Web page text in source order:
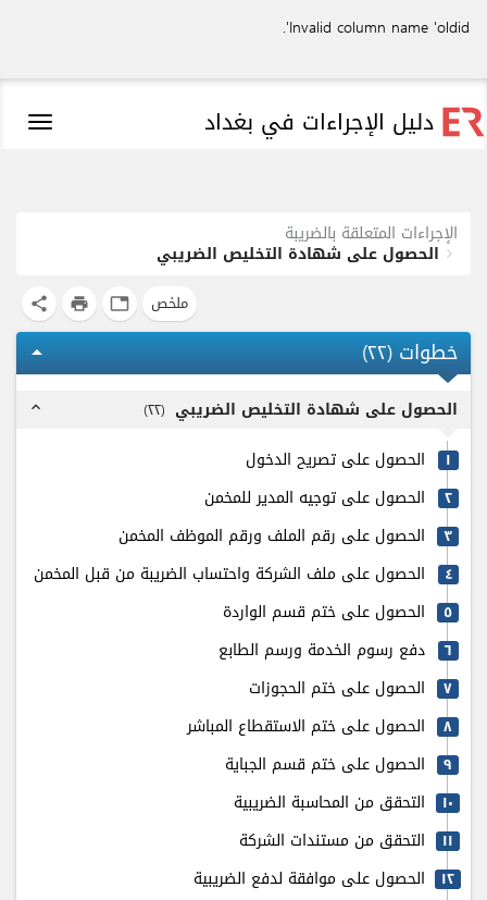
Invalid column name 'oldid'.
دليل الإجراءات في بغداد
الإجراءات المتعلقة بالضريبة
الحصول على شهادة التخليص الضريبي
ملخص tab
print
share
خطوات (٢٢)
arrow_drop_up
الحصول على شهادة التخليص الضريبي (٢٢)
expand_less
۱ الحصول على تصريح الدخول
٢ الحصول على توجيه المدير للمخمن
٣ الحصول على رقم الملف ورقم الموظف المخمن
٤ الحصول على ملف الشركة واحتساب الضريبة من قبل المخمن
٥ الحصول على ختم قسم الواردة
٦ دفع رسوم الخدمة ورسم الطابع
٧ الحصول على ختم الحجوزات
٨ الحصول على ختم الاستقطاع المباشر
٩ الحصول على ختم قسم الجباية
۱٠ التحقق من المحاسبة الضريبية
۱۱ التحقق من مستندات الشركة
۱٢ الحصول على موافقة لدفع الضريبية